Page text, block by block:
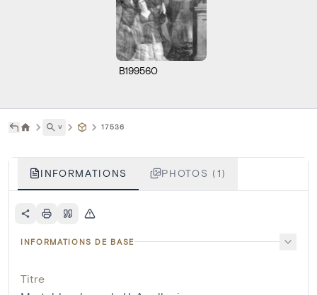
B199560
˅ 17536
INFORMATIONS PHOTOS (1)
INFORMATIONS DE BASE
Titre